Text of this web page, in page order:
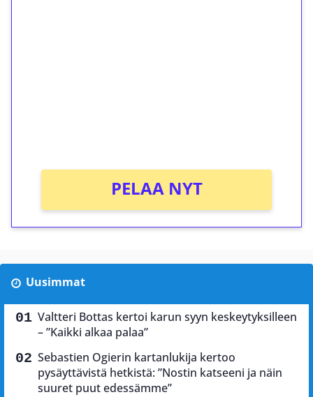
PELAA NYT
Uusimmat
Valtteri Bottas kertoi karun syyn keskeytyksilleen
– ”Kaikki alkaa palaa”
Sebastien Ogierin kartanlukija kertoo
pysäyttävistä hetkistä: ”Nostin katseeni ja näin
suuret puut edessämme”